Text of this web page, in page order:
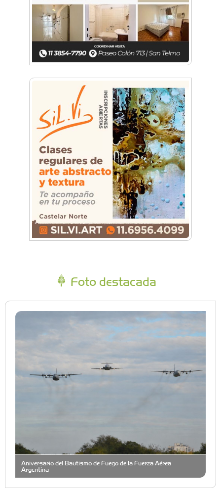
Foto destacada
Aniversario del Bautismo de Fuego de la Fuerza Aérea
Argentina